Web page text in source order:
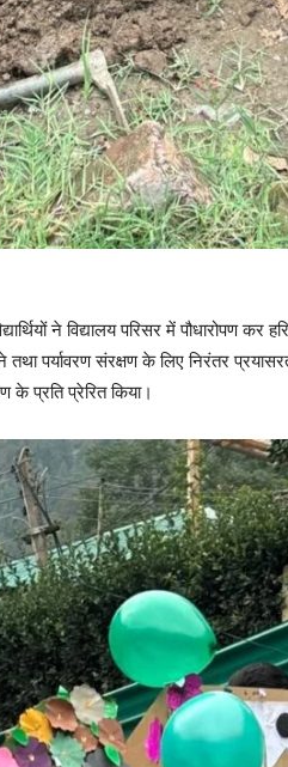
ने विद्यालय परिसर में पौधारोपण कर
तथा पर्यावरण संरक्षण के लिए निरंतर
प्रति प्रेरित किया।